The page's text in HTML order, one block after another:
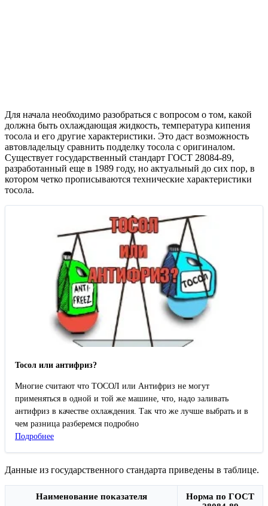
Для начала необходимо разобраться с вопросом о том, какой
должна быть охлаждающая жидкость, температура кипения
тосола и его другие характеристики. Это даст возможность
автовладельцу сравнить подделку тосола с оригиналом.
Существует государственный стандарт ГОСТ 28084-89,
разработанный еще в 1989 году, но актуальный до сих пор, в
котором четко прописываются технические характеристики
тосола.
Тосол или антифриз?
Многие считают что ТОСОЛ или Антифриз не могут
применяться в одной и той же машине, что, надо заливать
антифриз в качестве охлаждения. Так что же лучше выбрать и в
чем разница разберемся подробно
Подробнее
Данные из государственного стандарта приведены в таблице.
Наименование показателя
Норма по ГОСТ